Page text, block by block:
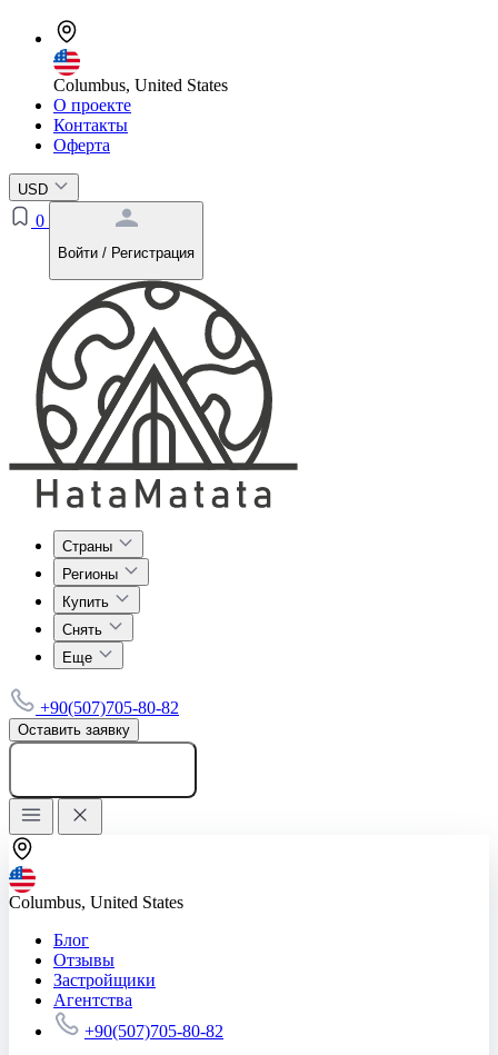
Columbus, United States
О проекте
Контакты
Оферта
USD
0
Войти / Регистрация
Страны
Регионы
Купить
Снять
Еще
+90(507)705-80-82
Оставить заявку
Columbus, United States
Блог
Отзывы
Застройщики
Агентства
+90(507)705-80-82